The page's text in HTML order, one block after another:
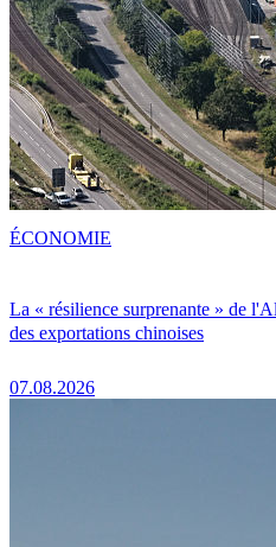
La « résilience surprenante » de
des exportations chinoises
07.08.2026
ÉCONOMIE